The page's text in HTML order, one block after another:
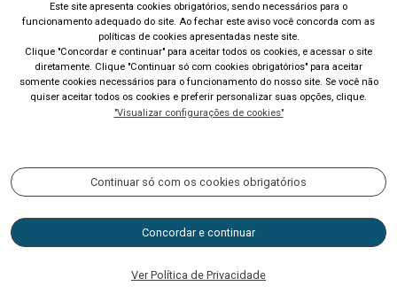
Este site apresenta cookies obrigatórios, sendo necessários para o
funcionamento adequado do site. Ao fechar este aviso você concorda com as
políticas de cookies apresentadas neste site.
Clique "Concordar e continuar" para aceitar todos os cookies, e acessar o site
diretamente. Clique "Continuar só com cookies obrigatórios" para aceitar
somente cookies necessários para o funcionamento do nosso site. Se você não
quiser aceitar todos os cookies e preferir personalizar suas opções, clique.
"Visualizar configurações de cookies"
Continuar só com os cookies obrigatórios
Concordar e continuar
Ver Política de Privacidade
Município de São Leopoldo - RS
Av. Dom João Becker, 754, Centro. CEP: 93010-010. Fone: (51)
2200-0201 CNPJ: 89.814.693/0001-60
Horário de atendimento: 9h às 14h
ouvidoria@saoleopoldo.rs.gov.br